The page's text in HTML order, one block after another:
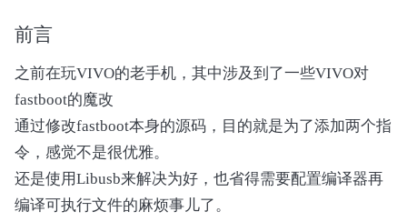
前言
之前在玩VIVO的老手机，其中涉及到了一些VIVO对
fastboot的魔改
通过修改fastboot本身的源码，目的就是为了添加两个指
令，感觉不是很优雅。
还是使用Libusb来解决为好，也省得需要配置编译器再
编译可执行文件的麻烦事儿了。